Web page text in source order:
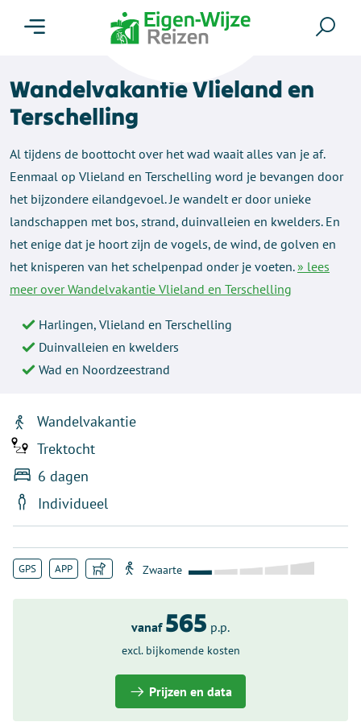
Wandelvakantie Vlieland en
Terschelling
Al tijdens de boottocht over het wad waait alles van je af.
Eenmaal op Vlieland en Terschelling word je bevangen door
het bijzondere eilandgevoel. Je wandelt er door unieke
landschappen met bos, strand, duinvalleien en kwelders. En
het enige dat je hoort zijn de vogels, de wind, de golven en
het knisperen van het schelpenpad onder je voeten.» lees
meer over Wandelvakantie Vlieland en Terschelling
Harlingen, Vlieland en Terschelling
Duinvalleien en kwelders
Wad en Noordzeestrand
GPS APP
Wandelvakantie
Trektocht
6 dagen
Individueel
vanaf 565 p.p.
excl. bijkomende kosten
Prijzen en data